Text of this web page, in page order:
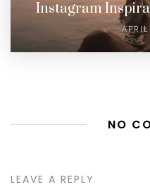
Instagram
NO
LEAVE A REPLY